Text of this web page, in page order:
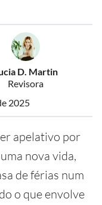
D. Martin
Revisora
2025
apelativo por
nova vida,
de férias num
o que envolve